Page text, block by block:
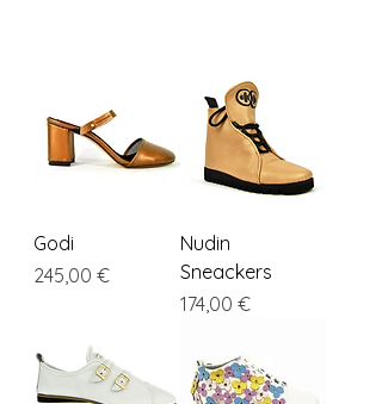
Godi
Cena
245,00 €
Nudin
Sneackers
Cena
174,00 €